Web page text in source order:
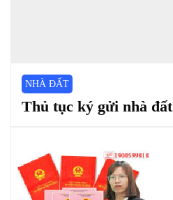
NHÀ ĐẤT
Thủ tục ký gửi nhà đất